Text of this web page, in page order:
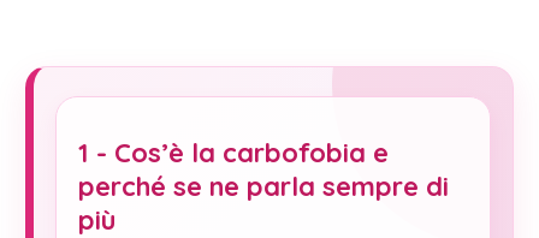
1 - Cos’è la carbofobia e
perché se ne parla sempre di
più